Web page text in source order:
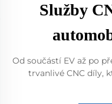
Služby
Od součástí EV až po
trvanlivé CNC díly,